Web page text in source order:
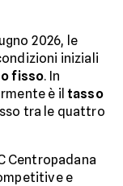
2026, le
iniziali
fisso. In
è il tasso
tra le quattro
Centropadana
e